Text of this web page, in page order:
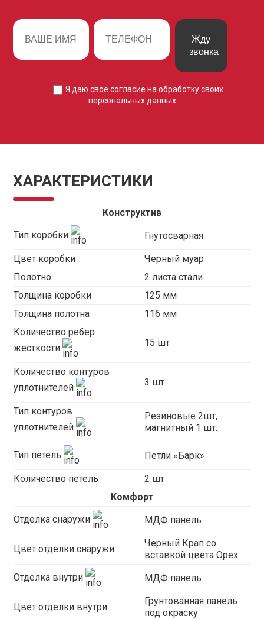
Жду
звонка
Я даю свое согласие на обработку своих
персональных данных
ХАРАКТЕРИСТИКИ
Конструктив
Тип коробки Гнутосварная
Цвет коробки
Черный муар
Полотно
2 листа стали
Толщина коробки
125 мм
Толщина полотна
116 мм
Количество ребер
жесткости
15 шт
Количество контуров
уплотнителей
3 шт
Тип контуров
уплотнителей
Резиновые 2шт,
магнитный 1 шт.
Тип петель Петли «Барк»
Количество петель
2 шт
Комфорт
Отделка снаружи МДФ панель
Цвет отделки снаружи
Черный Крап со
вставкой цвета Орех
Отделка внутри МДФ панель
Цвет отделки внутри
Грунтованная панель
под окраску